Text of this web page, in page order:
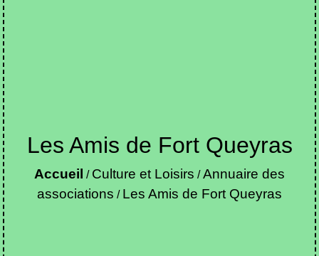
Les Amis de Fort Queyras
Accueil / Culture et Loisirs /Annuaire des
associations / Les Amis de Fort Queyras